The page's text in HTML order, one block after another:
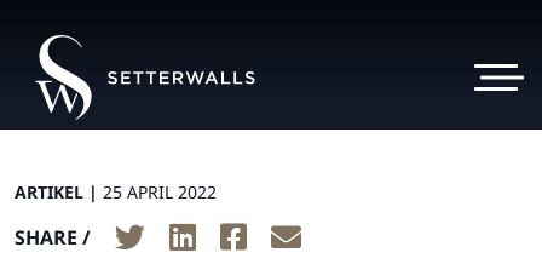
ARTIKEL | 25 APRIL 2022
SHARE /